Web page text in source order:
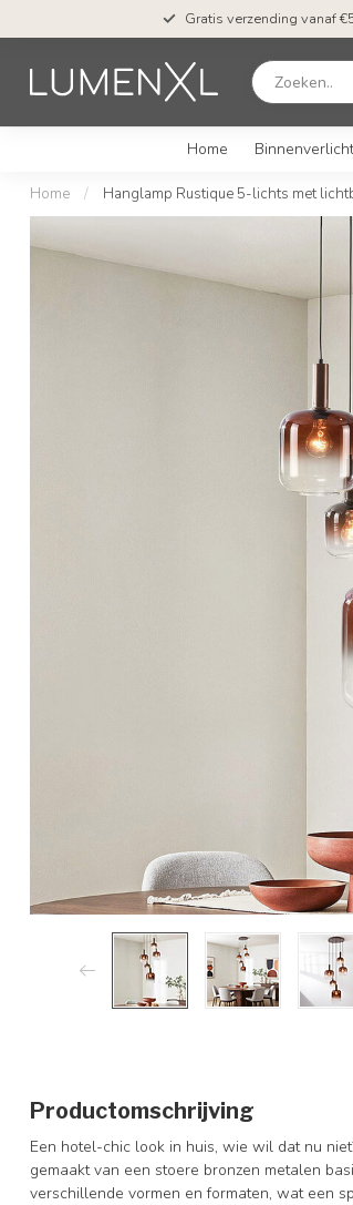
Gratis verzending vanaf
Home
Home / Hanglamp Rustique 5-lichts met
Productomschrijving
Een hotel-chic look in huis, wie wil dat nu
gemaakt van een stoere bronzen metalen
verschillende vormen en formaten, wat een